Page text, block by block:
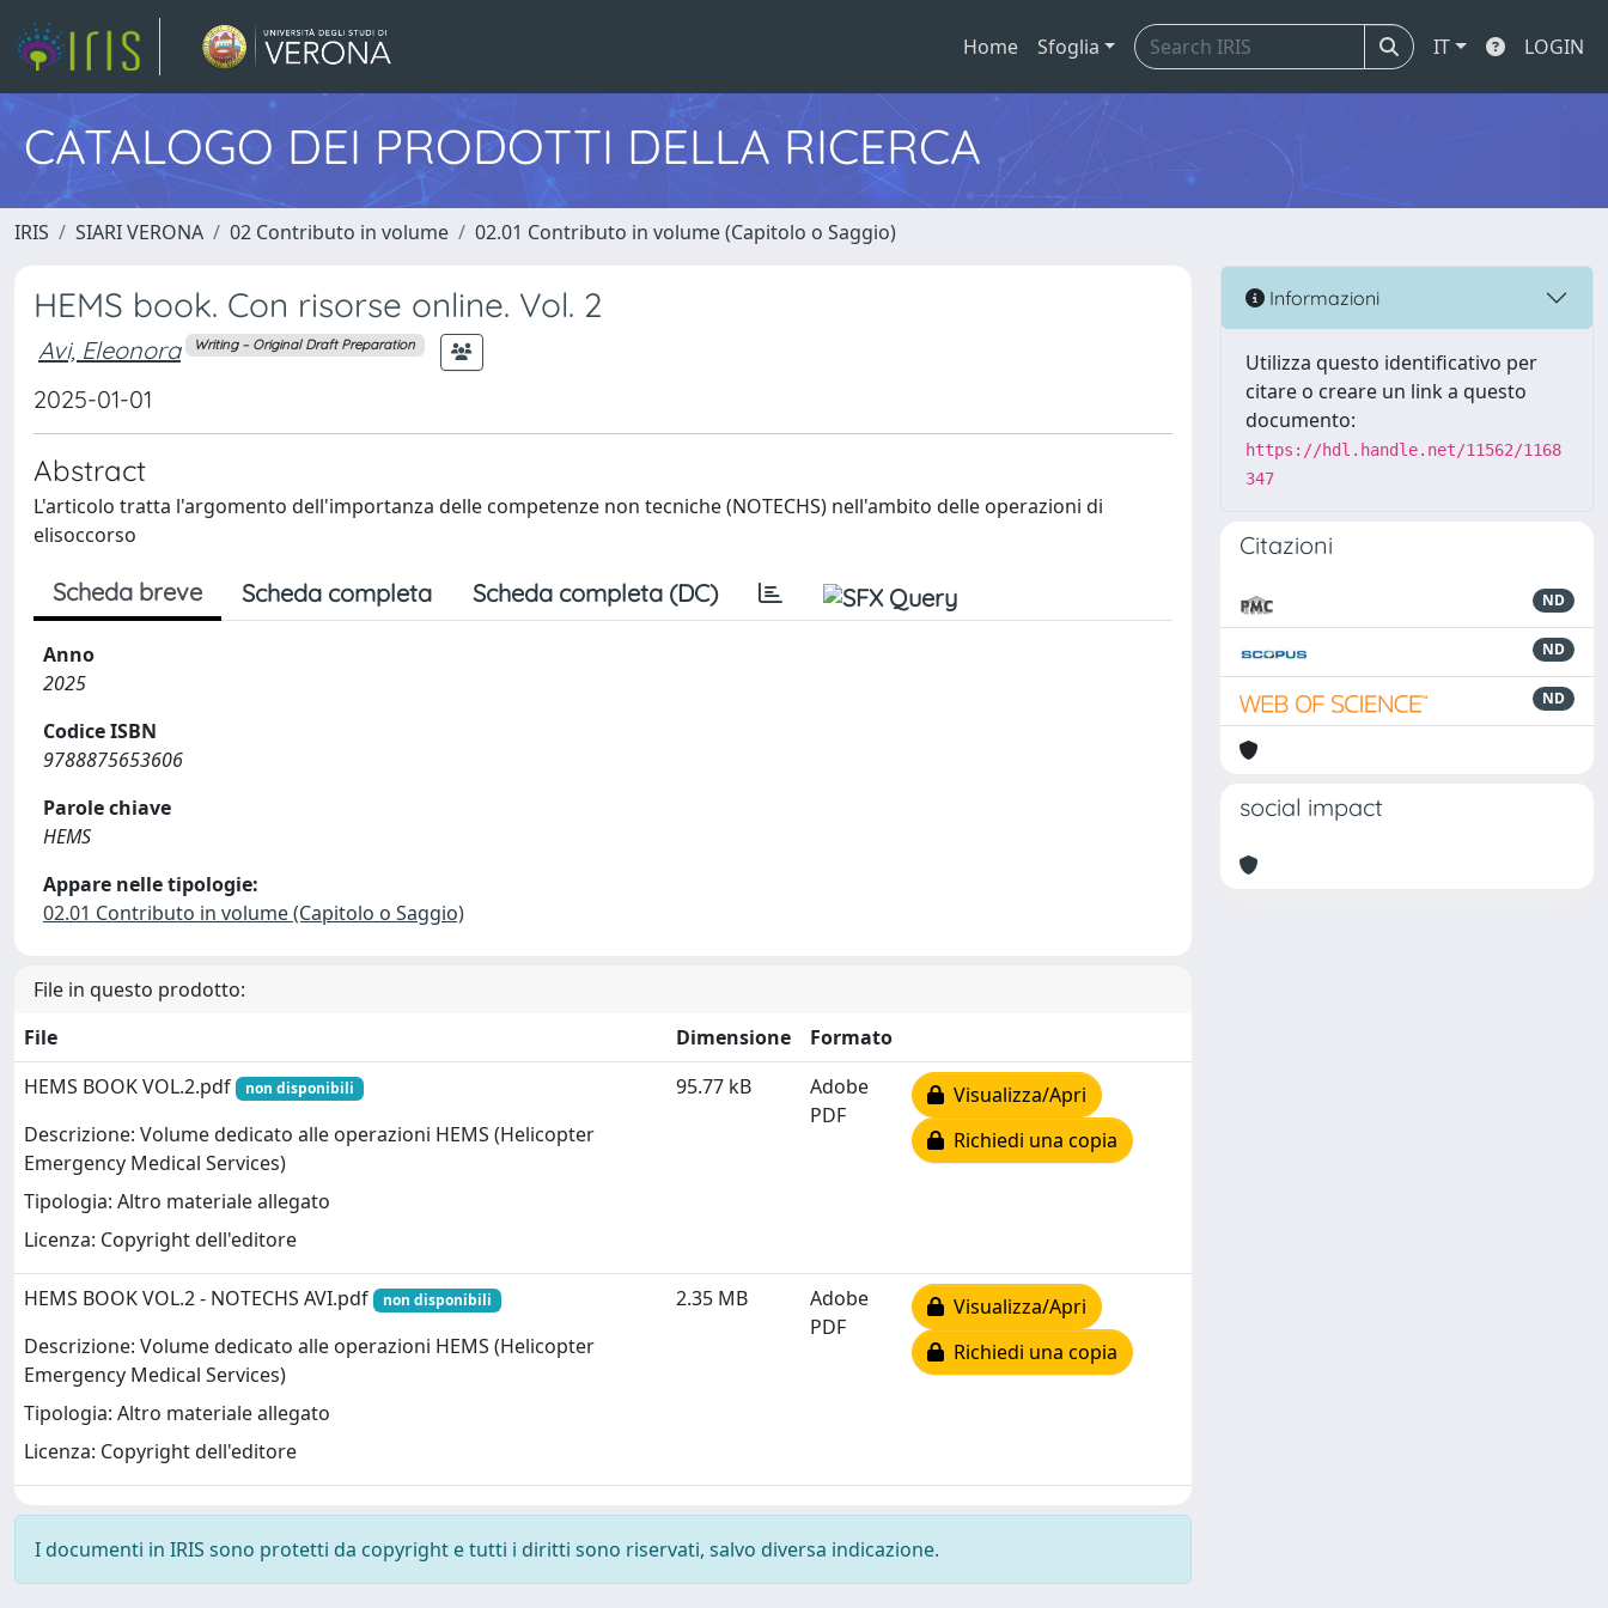
Home Sfoglia IT LOGIN
CATALOGO DEI PRODOTTI DELLA RICERCA
IRIS SIARI VERONA 02 Contributo in volume 02.01 Contributo in volume (Capitolo o Saggio)
HEMS book. Con risorse online. Vol. 2
Avi, Eleonora Writing – Original Draft Preparation
2025-01-01
Abstract
L'articolo tratta l'argomento dell'importanza delle competenze non tecniche (NOTECHS) nell'ambito delle operazioni di
elisoccorso
Scheda breve Scheda completa Scheda completa (DC)
Anno
2025
Codice ISBN
9788875653606
Parole chiave
HEMS
Appare nelle tipologie:
02.01 Contributo in volume (Capitolo o Saggio)
File in questo prodotto:
File
Dimensione
Formato
HEMS BOOK VOL.2.pdf
non disponibili
Descrizione: Volume dedicato alle operazioni HEMS (Helicopter
Emergency Medical Services)
Tipologia: Altro materiale allegato
Licenza: Copyright dell'editore
95.77 kB
Adobe
PDF
Visualizza/Apri
Richiedi una copia
HEMS BOOK VOL.2 - NOTECHS AVI.pdf non disponibili
Descrizione: Volume dedicato alle operazioni HEMS (Helicopter
Emergency Medical Services)
Tipologia: Altro materiale allegato
Licenza: Copyright dell'editore
2.35 MB
Adobe
PDF
Visualizza/Apri
Richiedi una copia
I documenti in IRIS sono protetti da copyright e tutti i diritti sono riservati, salvo diversa indicazione.
Informazioni
Utilizza questo identificativo per
citare o creare un link a questo
documento:
https://hdl.handle.net/11562/1168
347
Citazioni
ND
ND
ND
social impact